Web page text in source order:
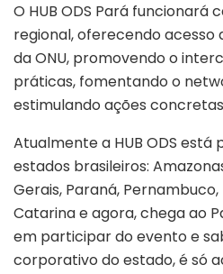
O HUB ODS Pará funcionará
regional, oferecendo
da ONU, promovendo o
práticas, fomentando o
estimulando ações concretas
Atualmente a HUB ODS está
estados brasileiros:
Gerais, Paraná,
Catarina e agora, chega ao
em participar do evento e
corporativo do estado, é só